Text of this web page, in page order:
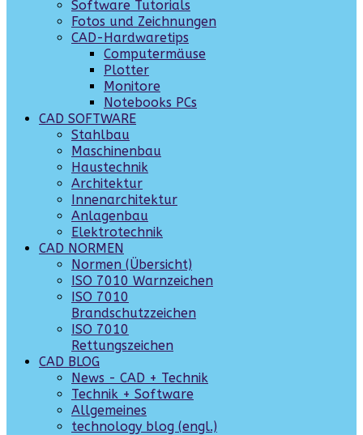
Software Tutorials
Fotos und Zeichnungen
CAD-Hardwaretips
Computermäuse
Plotter
Monitore
Notebooks PCs
CAD SOFTWARE
Stahlbau
Maschinenbau
Haustechnik
Architektur
Innenarchitektur
Anlagenbau
Elektrotechnik
CAD NORMEN
Normen (Übersicht)
ISO 7010 Warnzeichen
ISO 7010
Brandschutzzeichen
ISO 7010
Rettungszeichen
CAD BLOG
News - CAD + Technik
Technik + Software
Allgemeines
technology blog (engl.)